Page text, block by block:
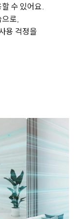
수 있어요.
로,
용 걱정을